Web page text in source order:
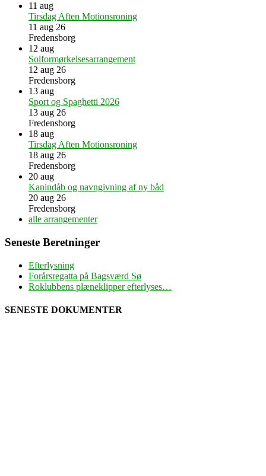
11 aug
Tirsdag Aften Motionsroning
11 aug 26
Fredensborg
12 aug
Solformørkelsesarrangement
12 aug 26
Fredensborg
13 aug
Sport og Spaghetti 2026
13 aug 26
Fredensborg
18 aug
Tirsdag Aften Motionsroning
18 aug 26
Fredensborg
20 aug
Kanindåb og navngivning af ny båd
20 aug 26
Fredensborg
alle arrangementer
Seneste Beretninger
Efterlysning
Forårsregatta på Bagsværd Sø
Roklubbens plæneklipper efterlyses…
SENESTE DOKUMENTER